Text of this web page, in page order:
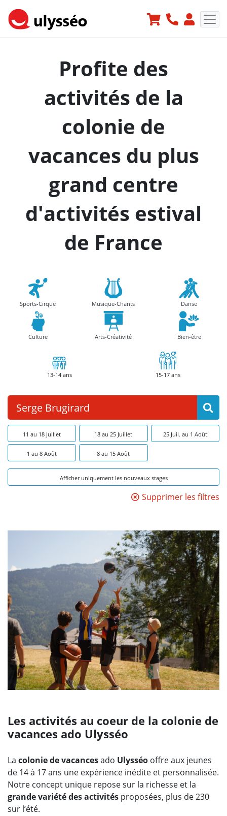
Profite des
activités de la
colonie de
vacances du plus
grand centre
d'activités estival
de France
Sports-Cirque Musique-Chants Danse
Culture Arts-Créativité Bien-être
13-14 ans 15-17 ans
11 au 18 Juillet 18 au 25 Juillet 25 Juil. au 1 Août
1 au 8 Août 8 au 15 Août
Afficher uniquement les nouveaux stages
Supprimer les filtres
Les activités au coeur de la colonie de
vacances ado Ulysséo
La colonie de vacancesado Ulysséo offre aux jeunes
de 14 à 17 ans une expérience inédite et personnalisée.
Notre concept unique repose sur la richesse et la
grande variété des activités proposées, plus de 230
sur l’été.